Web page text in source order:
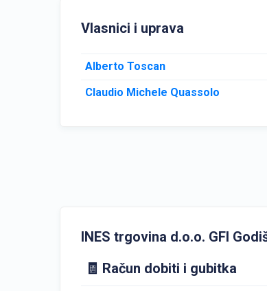
Vlasnici i uprava
Alberto Toscan
Claudio Michele Quassolo
INES trgovina d.o.o. GFI
🧾 Račun dobiti i gubitka